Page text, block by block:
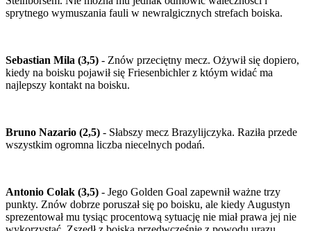
sprytnego wymuszania fauli w newralgicznych strefach boiska.
Sebastian Mila (3,5) - Znów przeciętny mecz. Ożywił się dopiero,
kiedy na boisku pojawił się Friesenbichler z któym widać ma
najlepszy kontakt na boisku.
Bruno Nazario (2,5) - Słabszy mecz Brazylijczyka. Raziła przede
wszystkim ogromna liczba niecelnych podań.
Antonio Colak (3,5) - Jego Golden Goal zapewnił ważne trzy
punkty. Znów dobrze poruszał się po boisku, ale kiedy Augustyn
sprezentował mu tysiąc procentową sytuację nie miał prawa jej nie